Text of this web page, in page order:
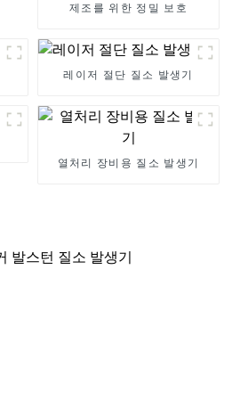
제조를 위한 정밀 보호
레이저 절단 질소 발생기
열처리 장비용 질소 발생기